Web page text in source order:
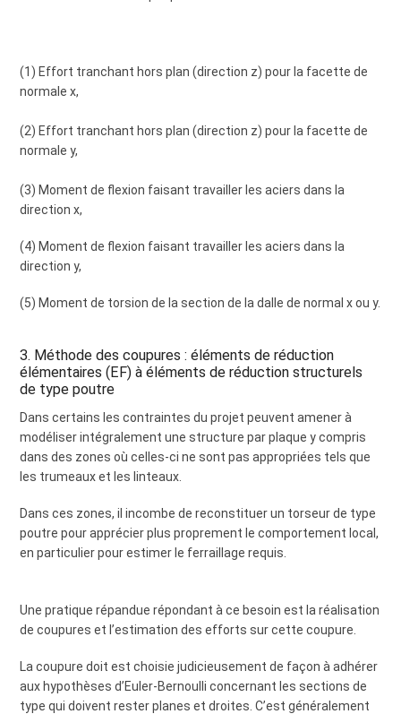
(1) Effort tranchant hors plan (direction z) pour la facette de
normale x,
(2) Effort tranchant hors plan (direction z) pour la facette de
normale y,
(3) Moment de flexion faisant travailler les aciers dans la
direction x,
(4) Moment de flexion faisant travailler les aciers dans la
direction y,
(5) Moment de torsion de la section de la dalle de normal x ou y.
3. Méthode des coupures : éléments de réduction
élémentaires (EF) à éléments de réduction structurels
de type poutre
Dans certains les contraintes du projet peuvent amener à
modéliser intégralement une structure par plaque y compris
dans des zones où celles-ci ne sont pas appropriées tels que
les trumeaux et les linteaux.
Dans ces zones, il incombe de reconstituer un torseur de type
poutre pour apprécier plus proprement le comportement local,
en particulier pour estimer le ferraillage requis.
Une pratique répandue répondant à ce besoin est la réalisation
de coupures et l’estimation des efforts sur cette coupure.
La coupure doit est choisie judicieusement de façon à adhérer
aux hypothèses d’Euler-Bernoulli concernant les sections de
type qui doivent rester planes et droites. C’est généralement